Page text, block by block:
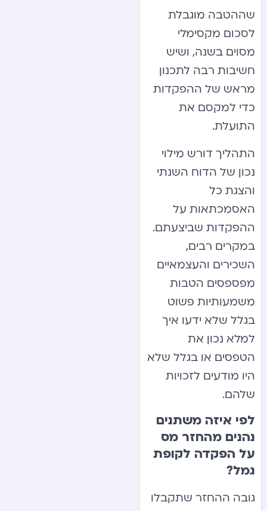
שההטבה מוגבלת
לסכום מקסימלי
מסוים בשנה, ושיש
חשיבות רבה לתכנון
מראש של ההפקדות
כדי למקסם את
התועלת.
התהליך דורש מילוי
נכון של הדוח השנתי
והצגת כל
האסמכתאות על
ההפקדות שביצעתם.
במקרים רבים,
השכירים והעצמאיים
מפספסים הטבות
משמעותיות פשוט
בגלל שלא ידעו איך
למלא נכון את
הטפסים או בגלל שלא
היו מודעים לזכויות
שלהם.
לפי איזה משתנים
נהנים מהחזר מס
על הפקדה לקופת
גמל?
גובה ההחזר שתקבלו